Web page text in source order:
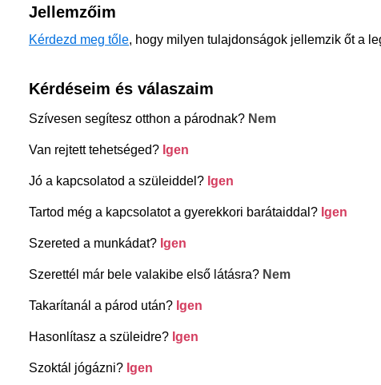
Jellemzőim
Kérdezd meg tőle, hogy milyen tulajdonságok jellemzik őt a
Kérdéseim és válaszaim
Szívesen segítesz otthon a párodnak? Nem
Van rejtett tehetséged? Igen
Jó a kapcsolatod a szüleiddel? Igen
Tartod még a kapcsolatot a gyerekkori barátaiddal? Igen
Szereted a munkádat? Igen
Szerettél már bele valakibe első látásra? Nem
Takarítanál a párod után? Igen
Hasonlítasz a szüleidre? Igen
Szoktál jógázni? Igen